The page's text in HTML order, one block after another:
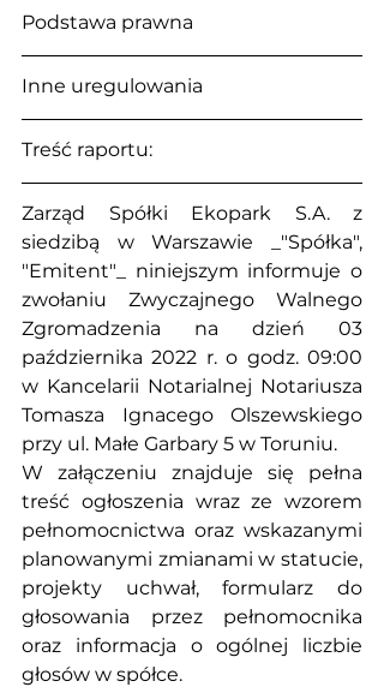
Podstawa prawna
Inne uregulowania
Treść raportu:
Zarząd Spółki Ekopark S.A. z
siedzibą w Warszawie _"Spółka",
"Emitent"_ niniejszym informuje o
zwołaniu Zwyczajnego Walnego
Zgromadzenia na dzień 03
października 2022 r. o godz. 09:00
w Kancelarii Notarialnej Notariusza
Tomasza Ignacego Olszewskiego
przy ul. Małe Garbary 5 w Toruniu.
W załączeniu znajduje się pełna
treść ogłoszenia wraz ze wzorem
pełnomocnictwa oraz wskazanymi
planowanymi zmianami w statucie,
projekty uchwał, formularz do
głosowania przez pełnomocnika
oraz informacja o ogólnej liczbie
głosów w spółce.